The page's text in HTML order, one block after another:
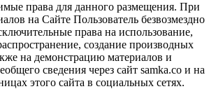
права для данного размещения. При
на Сайте Пользователь безвозмездно
права на использование,
создание производных
на демонстрацию материалов и
сведения через сайт samka.co и на
этого сайта в социальных сетях.